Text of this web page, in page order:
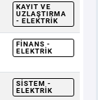
KAYIT VE
UZLAŞTIRMA
- ELEKTRIK
FINANS -
ELEKTRIK
SISTEM -
ELEKTRIK